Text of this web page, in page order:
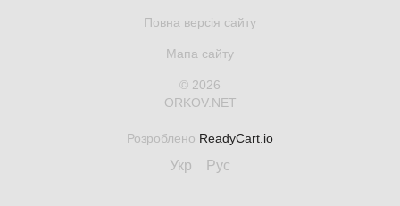
Повна версія сайту
Мапа сайту
© 2026
ORKOV.NET
Розроблено ReadyCart.io
Укр Рус